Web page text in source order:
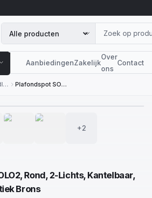
AanbiedingenZakelijk
Over
ons
Contact
LED Plafondlampen
Plafondspot SOLO2, Rond, 2-Lichts, Kantelbaar, GU10, IP20, Antiek Brons
+2
Rond, 2-Lichts, Kantelbaar,
Brons